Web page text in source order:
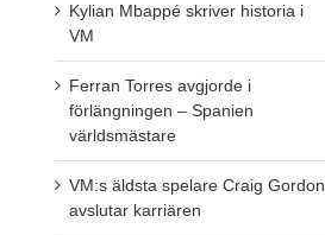
Kylian Mbappé skriver historia i
VM
Ferran Torres avgjorde i
förlängningen – Spanien
världsmästare
VM:s äldsta spelare Craig Gordon
avslutar karriären